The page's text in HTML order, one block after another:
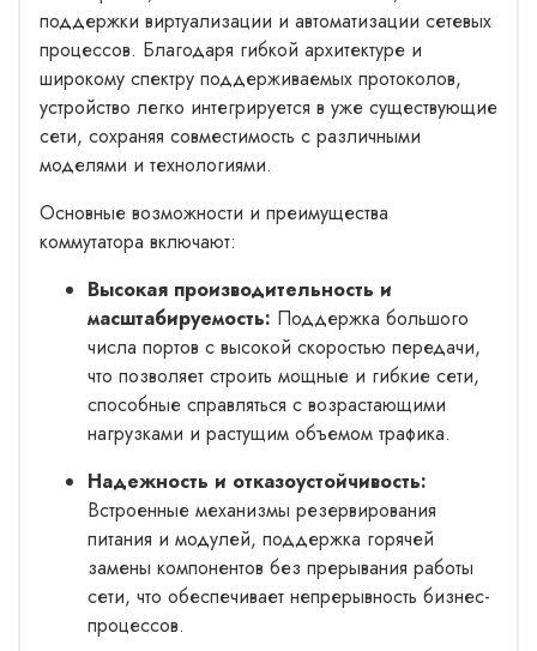
поддержки виртуализации и автоматизации сетевых
процессов. Благодаря гибкой архитектуре и
широкому спектру поддерживаемых протоколов,
устройство легко интегрируется в уже существующие
сети, сохраняя совместимость с различными
моделями и технологиями.
Основные возможности и преимущества
коммутатора включают:
Высокая производительность и
масштабируемость: Поддержка большого
числа портов с высокой скоростью передачи,
что позволяет строить мощные и гибкие сети,
способные справляться с возрастающими
нагрузками и растущим объемом трафика.
Надежность и отказоустойчивость:
Встроенные механизмы резервирования
питания и модулей, поддержка горячей
замены компонентов без прерывания работы
сети, что обеспечивает непрерывность бизнес-
процессов.